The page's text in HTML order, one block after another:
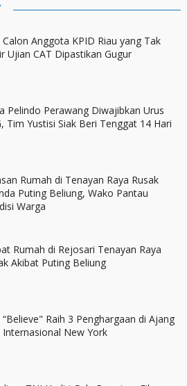
Calon Anggota KPID Riau yang Tak
Ujian CAT Dipastikan Gugur
Pelindo Perawang Diwajibkan Urus
Tim Yustisi Siak Beri Tenggat 14 Hari
Rumah di Tenayan Raya Rusak
Puting Beliung, Wako Pantau
Warga
Rumah di Rejosari Tenayan Raya
Akibat Puting Beliung
“Believe" Raih 3 Penghargaan di Ajang
Internasional New York